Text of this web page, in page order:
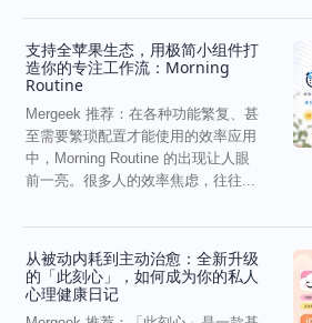
支持全苹果生态，用极简小组件打
造你的专注工作流：Morning
Routine
Mergeek 推荐：在各种功能繁复、甚
至需要繁琐配置才能使用的效率应用
中，Morning Routine 的出现让人眼
前一亮。很多人的效率焦虑，往往...
从被动内耗到主动治愈：全新升级
的「此刻心」，如何成为你的私人
心理健康日记